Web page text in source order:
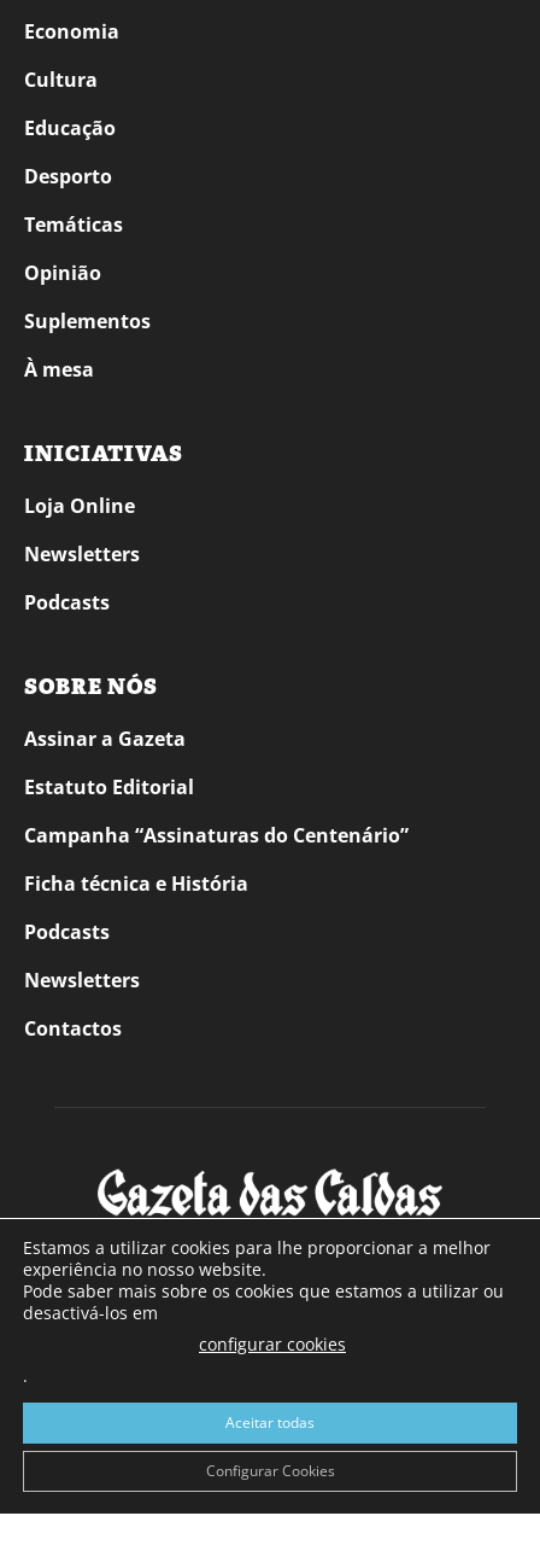
Economia
Cultura
Educação
Desporto
Temáticas
Opinião
Suplementos
À mesa
INICIATIVAS
Loja Online
Newsletters
Podcasts
SOBRE NÓS
Assinar a Gazeta
Estatuto Editorial
Campanha “Assinaturas do Centenário”
Ficha técnica e História
Podcasts
Newsletters
Contactos
SOBRE NÓS
Com sede nas Caldas da Rainha e mais de 90 anos de
a sul de distrito de Leiria, com mais de 40.000 leitores por
toda a região Oeste. Jornal com distribuição em Portugal
Continental e assinatura online.
Estamos a utilizar cookies para lhe proporcionar a melhor
experiência no nosso website.
Pode saber mais sobre os cookies que estamos a utilizar ou
desactivá-los em
configurar cookies
.
Aceitar todas
Configurar Cookies